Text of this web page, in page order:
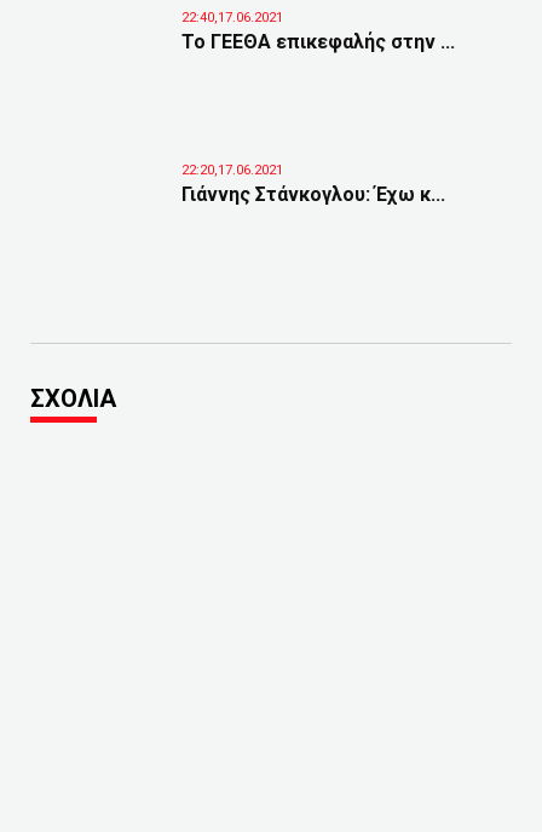
22:40,17.06.2021
Το ΓΕΕΘΑ επικεφαλής στην ...
22:20,17.06.2021
Γιάννης Στάνκογλου: Έχω κ...
ΣΧΟΛΙΑ